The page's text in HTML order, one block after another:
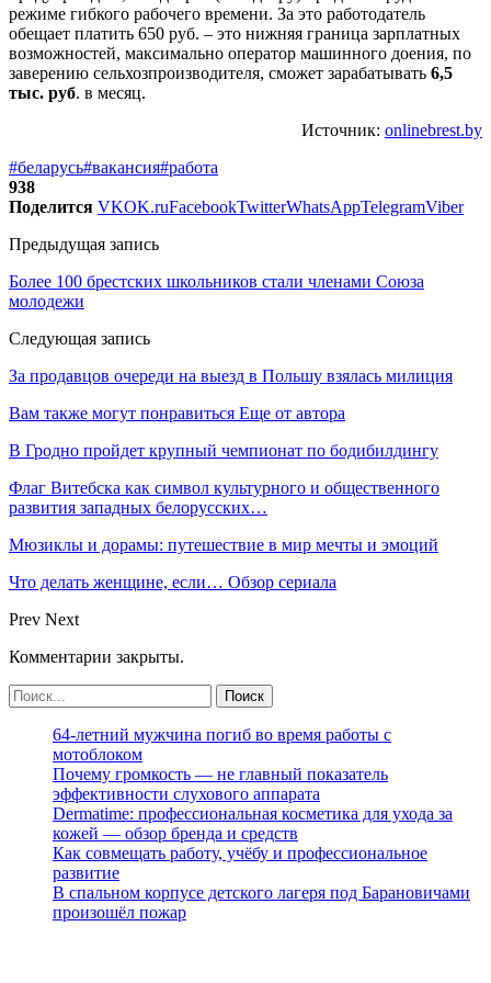
режиме гибкого рабочего времени. За это работодатель
обещает платить 650 руб. – это нижняя граница зарплатных
возможностей, максимально оператор машинного доения, по
заверению сельхозпроизводителя, сможет зарабатывать 6,5
тыс. руб. в месяц.
Источник: onlinebrest.by
#беларусь#вакансия#работа
938
Поделится VKOK.ruFacebookTwitterWhatsAppTelegramViber
Предыдущая запись
Более 100 брестских школьников стали членами Союза
молодежи
Следующая запись
За продавцов очереди на выезд в Польшу взялась милиция
Вам также могут понравиться Еще от автора
В Гродно пройдет крупный чемпионат по бодибилдингу
Флаг Витебска как символ культурного и общественного
развития западных белорусских…
Мюзиклы и дорамы: путешествие в мир мечты и эмоций
Что делать женщине, если… Обзор сериала
Prev Next
Комментарии закрыты.
64-летний мужчина погиб во время работы с
мотоблоком
Почему громкость — не главный показатель
эффективности слухового аппарата
Dermatime: профессиональная косметика для ухода за
кожей — обзор бренда и средств
Как совмещать работу, учёбу и профессиональное
развитие
В спальном корпусе детского лагеря под Барановичами
произошёл пожар